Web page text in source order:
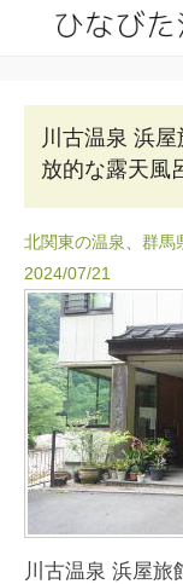
川古温泉 浜
放的な露天風
北関東の温泉 群馬
2024/07/21
川古温泉 浜屋旅